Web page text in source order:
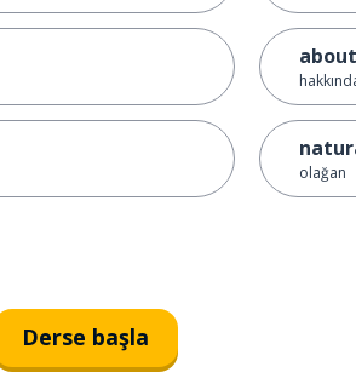
about
olağan
Derse başla